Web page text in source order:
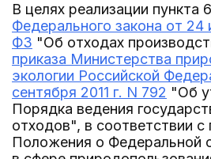
В целях реализации пункта 6
Федерального закона от 24
ФЗ "Об отходах
приказа Министерства
экологии Российской
сентября 2011 г. N 792 "Об
Порядка ведения
отходов", в соответствии с
Положения о Федеральной